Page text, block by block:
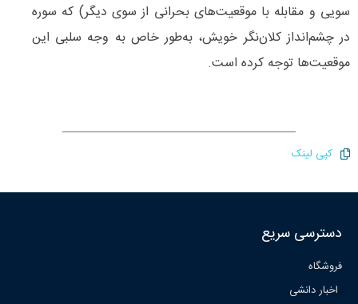
سویی و مقابله با موقعیت‌‌های بحرانی از سوی دیگر) که سوره
در چشم‌‌انداز کلان‌‌نگر خویش، به‌طور خاص به وجه سلبی این
موقعیت‌‌ها توجه کرده است.
کپی لینک
دسترسی سریع
فروشگاه
اخبار دانشی